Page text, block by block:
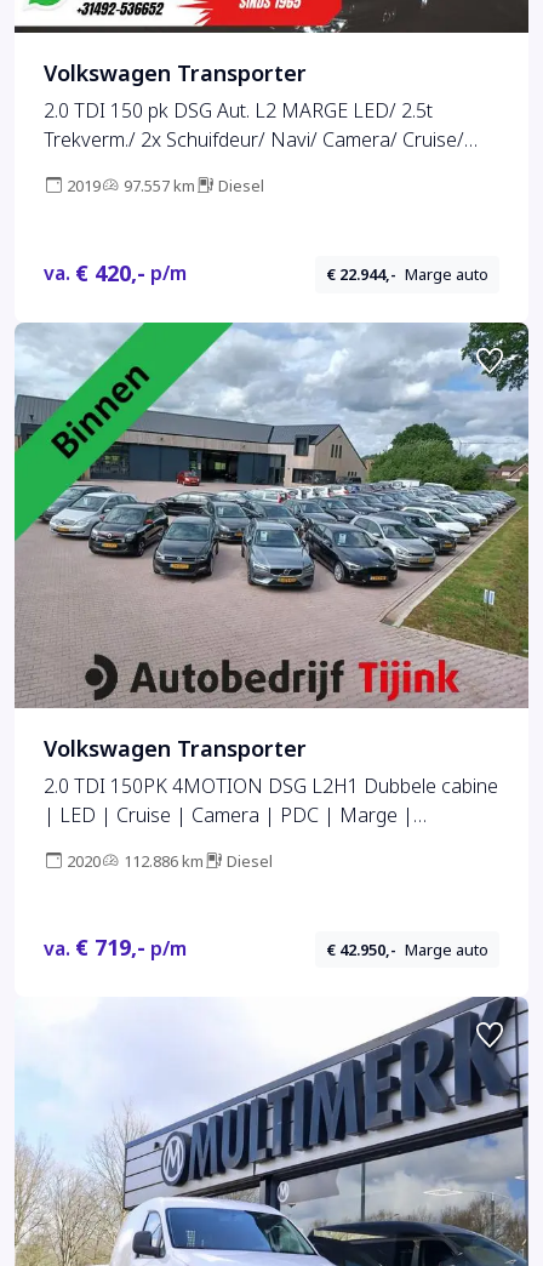
Volkswagen Transporter
2.0 TDI 150 pk DSG Aut. L2 MARGE LED/ 2.5t
Trekverm./ 2x Schuifdeur/ Navi/ Camera/ Cruise/
2019 97.557 km Diesel
va. € 420,- p/m € 22.944,- Marge auto
Volkswagen Transporter
2.0 TDI 150PK 4MOTION DSG L2H1 Dubbele cabine
| LED | Cruise | Camera | PDC | Marge |
2020 112.886 km Diesel
va. € 719,- p/m € 42.950,- Marge auto